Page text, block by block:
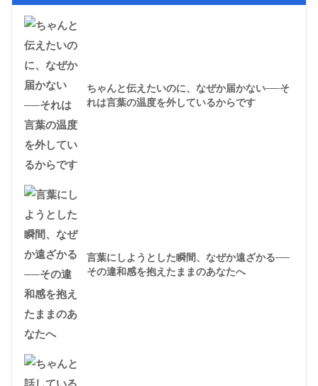
ちゃんと伝えたいのに、なぜか届かない──そ
れは言葉の温度を外しているからです
言葉にしようとした瞬間、なぜか遠ざかる──
その違和感を抱えたままのあなたへ